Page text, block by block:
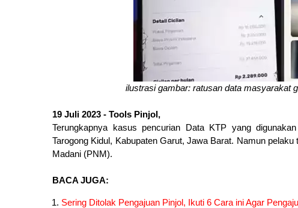
ilustrasi gambar: ratusan data masyarakat
19 Juli 2023 - Tools Pinjol,
Terungkapnya kasus pencurian Data KTP yang
Tarogong Kidul, Kabupaten Garut, Jawa Barat. Namun
Madani (PNM).
BACA JUGA:
Sering Ditolak Pengajuan Pinjol, Ikuti 6 Cara ini Agar